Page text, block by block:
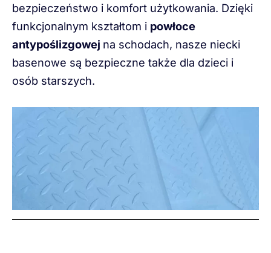
bezpieczeństwo i komfort użytkowania. Dzięki
funkcjonalnym kształtom i powłoce
antypoślizgowej na schodach, nasze niecki
basenowe są bezpieczne także dla dzieci i
osób starszych.